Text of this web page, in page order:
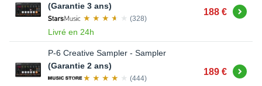
(Garantie 3 ans)
(328)
Livré en 24h
188 € Acheter
P-6 Creative Sampler - Sampler
(Garantie 2 ans)
(444)
189 € Acheter